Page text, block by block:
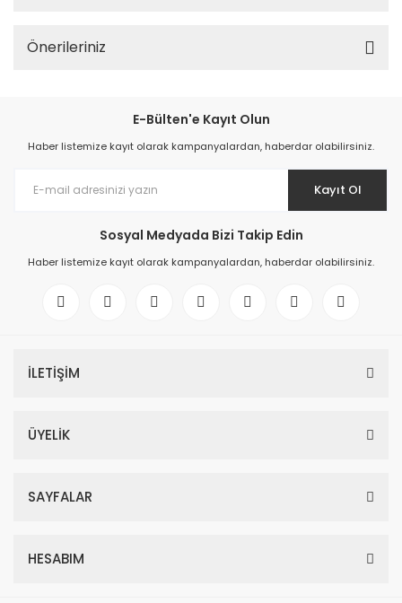
Önerileriniz
E-Bülten'e Kayıt Olun
Haber listemize kayıt olarak kampanyalardan, haberdar olabilirsiniz.
Kayıt Ol
Sosyal Medyada Bizi Takip Edin
Haber listemize kayıt olarak kampanyalardan, haberdar olabilirsiniz.
İLETİŞİM
ÜYELİK
SAYFALAR
HESABIM